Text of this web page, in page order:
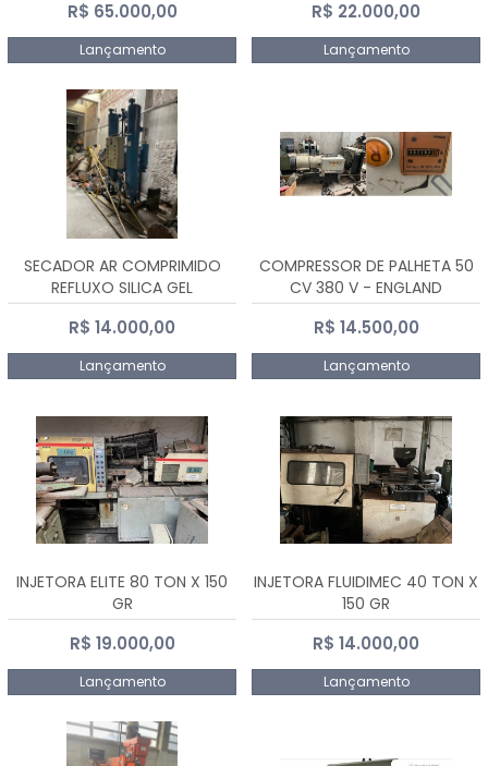
R$ 65.000,00
Lançamento
R$ 22.000,00
Lançamento
SECADOR AR COMPRIMIDO
REFLUXO SILICA GEL
R$ 14.000,00
Lançamento
COMPRESSOR DE PALHETA 50
CV 380 V - ENGLAND
R$ 14.500,00
Lançamento
INJETORA ELITE 80 TON X 150
GR
R$ 19.000,00
Lançamento
INJETORA FLUIDIMEC 40 TON X
150 GR
R$ 14.000,00
Lançamento